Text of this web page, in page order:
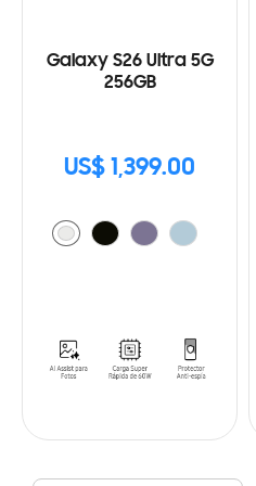
Galaxy S26 Ultra 5G
256GB
US$ 1,399.00